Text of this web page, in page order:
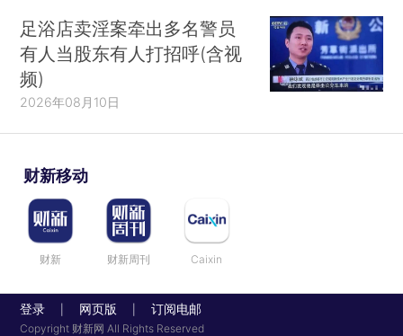
足浴店卖淫案牵出多名警员
有人当股东有人打招呼(含视
频)
2026年08月10日
财新移动
财新 财新周刊 Caixin
登录 网页版 订阅电邮
Copyright 财新网 All Rights Reserved